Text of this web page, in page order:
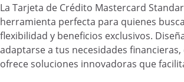
La Tarjeta de Crédito Mastercard
herramienta perfecta para quienes
flexibilidad y beneficios exclusivos.
adaptarse a tus necesidades
ofrece soluciones innovadoras que